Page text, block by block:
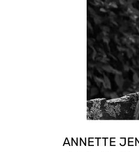
ANNETTE